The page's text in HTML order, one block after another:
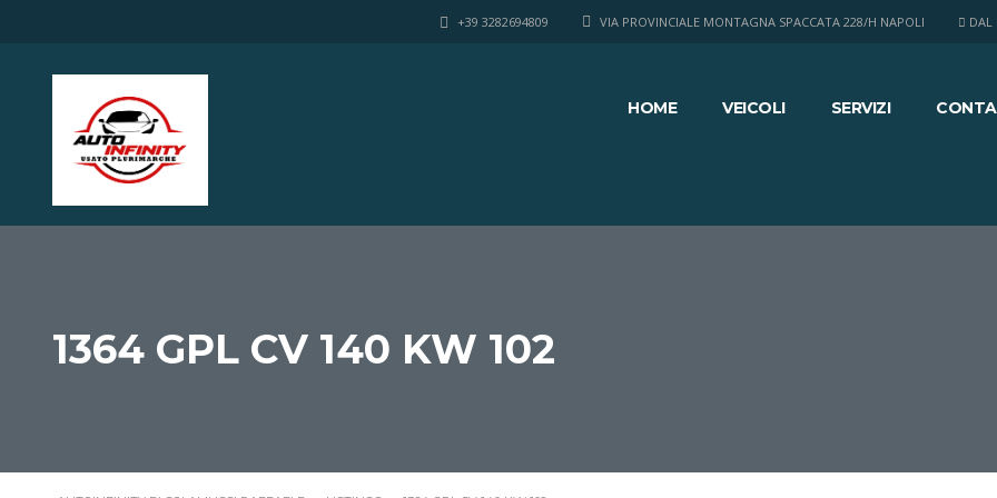
DAL
VIA PROVINCIALE MONTAGNA SPACCATA 228/H NAPOLI
+39 3282694809
HOME VEICOLI SERVIZI
1364 GPL CV 140 KW 102